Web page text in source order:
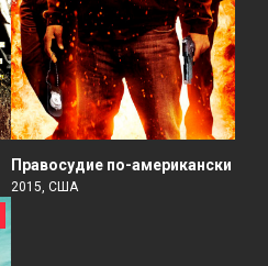
Правосудие по-американски
2015, США